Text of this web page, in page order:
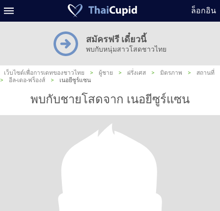
ล็อกอิน
สมัครฟรี เดี๋ยวนี้
พบกับหนุ่มสาวโสดชาวไทย
เว็บไซต์เพื่อการเดทของชาวไทย > ผู้ชาย > ฝรั่งเศส > มิตรภาพ >
สถานที่
>
อีล-เดอ-ฟร็องส์ > เนอยีซูร์แซน
พบกับชายโสดจาก เนอยีซูร์แซน